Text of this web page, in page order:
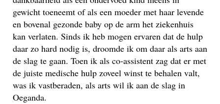
gewicht toeneemt of als een moeder met haar levende
en bovenal gezonde baby op de arm het ziekenhuis
kan verlaten. Sinds ik heb mogen ervaren dat de hulp
daar zo hard nodig is, droomde ik om daar als arts aan
de slag te gaan. Toen ik als co-assistent zag dat er met
de juiste medische hulp zoveel winst te behalen valt,
was ik vastberaden, als arts wil ik aan de slag in
Oeganda.